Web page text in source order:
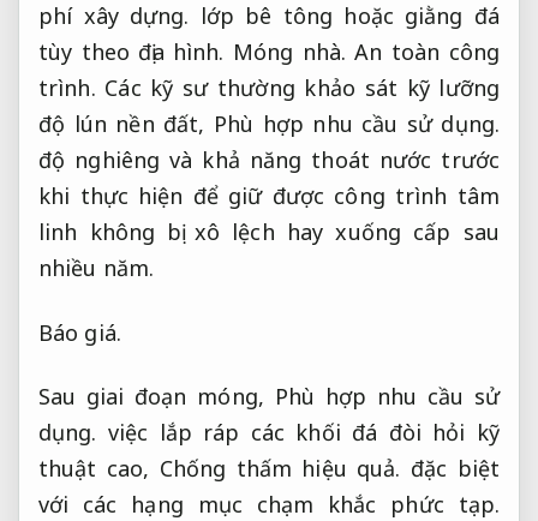
phí xây dựng. lớp bê tông hoặc giằng đá
tùy theo địa hình. Móng nhà. An toàn công
trình. Các kỹ sư thường khảo sát kỹ lưỡng
độ lún nền đất, Phù hợp nhu cầu sử dụng.
độ nghiêng và khả năng thoát nước trước
khi thực hiện để giữ được công trình tâm
linh không bị xô lệch hay xuống cấp sau
nhiều năm.
Báo giá.
Sau giai đoạn móng, Phù hợp nhu cầu sử
dụng. việc lắp ráp các khối đá đòi hỏi kỹ
thuật cao, Chống thấm hiệu quả. đặc biệt
với các hạng mục chạm khắc phức tạp.